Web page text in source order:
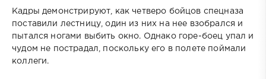
Кадры демонстрируют, как четверо бойцов спецназа
поставили лестницу, один из них на нее взобрался и
пытался ногами выбить окно. Однако горе-боец упал и
чудом не пострадал, поскольку его в полете поймали
коллеги.